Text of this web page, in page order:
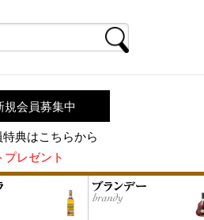
規会員募集中
特典はこちらから
レゼント